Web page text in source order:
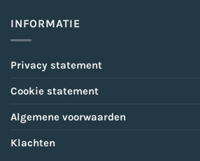
INFORMATIE
Privacy statement
Cookie statement
Algemene voorwaarden
Klachten